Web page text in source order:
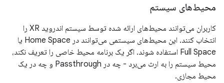
محیط‌های سیستم
کاربران می‌توانند محیط‌های ارائه شده توسط سیستم اندروید XR را
انتخاب کنند. این محیط‌های سیستمی می‌توانند در Home Space یا
Full Space استفاده شوند. اگر یک برنامه محیط خاصی را تعریف نکند،
محیط سیستم را به ارث می‌برد - چه در Passthrough و چه در یک
محیط مجازی.